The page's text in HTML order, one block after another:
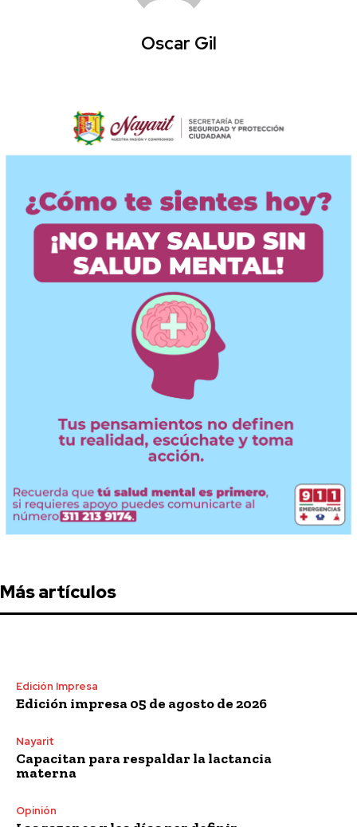
Oscar Gil
Más artículos
Edición Impresa
Edición impresa 05 de agosto de 2026
Nayarit
Capacitan para respaldar la lactancia
materna
Opinión